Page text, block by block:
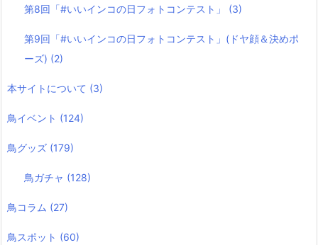
第8回「#いいインコの日フォトコンテスト」 (3)
第9回「#いいインコの日フォトコンテスト」(ドヤ顔＆決めポ
ーズ) (2)
本サイトについて (3)
鳥イベント (124)
鳥グッズ (179)
鳥ガチャ (128)
鳥コラム (27)
鳥スポット (60)